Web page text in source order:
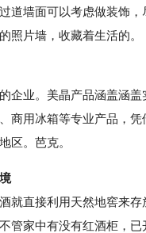
道墙面可以考虑做装饰
照片墙，收藏着生活的。
业。美晶产品涵盖涵盖
商用冰箱等专业产品，
区。芭克。
直接利用天然地窖来存
管家中有没有红酒柜，